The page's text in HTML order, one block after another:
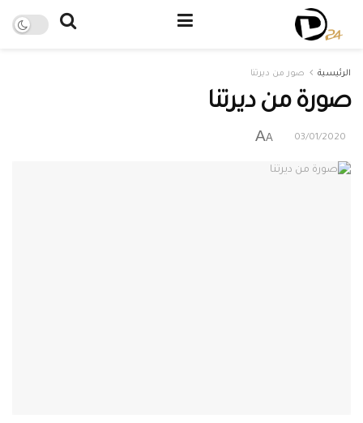
الرئيسية صور من ديرتنا
صورة من ديرتنا
03/01/2020
A
A